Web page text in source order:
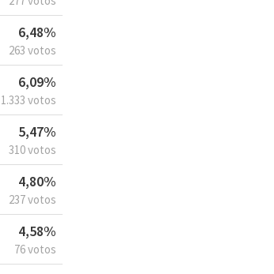
6,48%
263 votos
6,09%
1.333 votos
5,47%
310 votos
4,80%
237 votos
4,58%
76 votos